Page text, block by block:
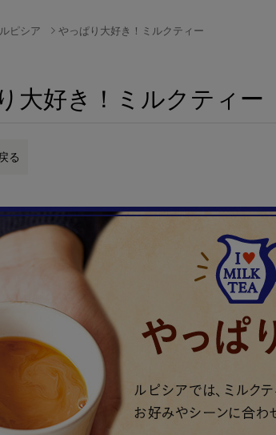
ピシア やっぱり大好き！ミルクティー
大好き！ミルクティー
る